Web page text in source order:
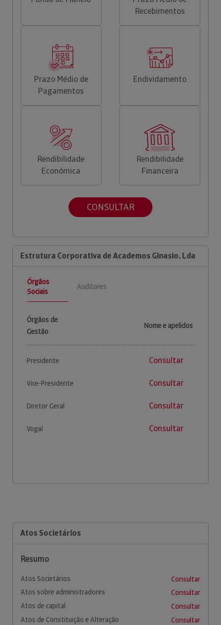
Recebimentos
Prazo Médio de
Pagamentos
Endividamento
Rendibilidade
Económica
Rendibilidade
Financeira
CONSULTAR
Estrutura Corporativa de Academos Ginasio, Lda
Órgãos
Sociais
Auditores
Órgãos de
Gestão
Nome e apelidos
Presidente Consultar
Vice-Presidente Consultar
Diretor Geral Consultar
Vogal Consultar
Atos Societários
Resumo
Atos Societários
Consultar
Atos sobre administradores
Consultar
Atos de capital
Consultar
Atos de Constituição e Alteração
Consultar